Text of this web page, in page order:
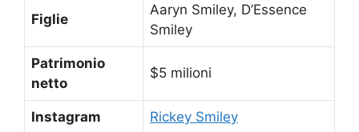
Figlie
Aaryn Smiley, D’Essence
Smiley
Patrimonio
netto
$5 milioni
Instagram Rickey Smiley